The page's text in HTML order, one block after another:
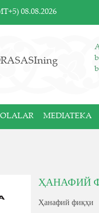
08.08.2026
MEDIATEKA
ҲАНАФИЙ
Ҳанафий фиқҳи